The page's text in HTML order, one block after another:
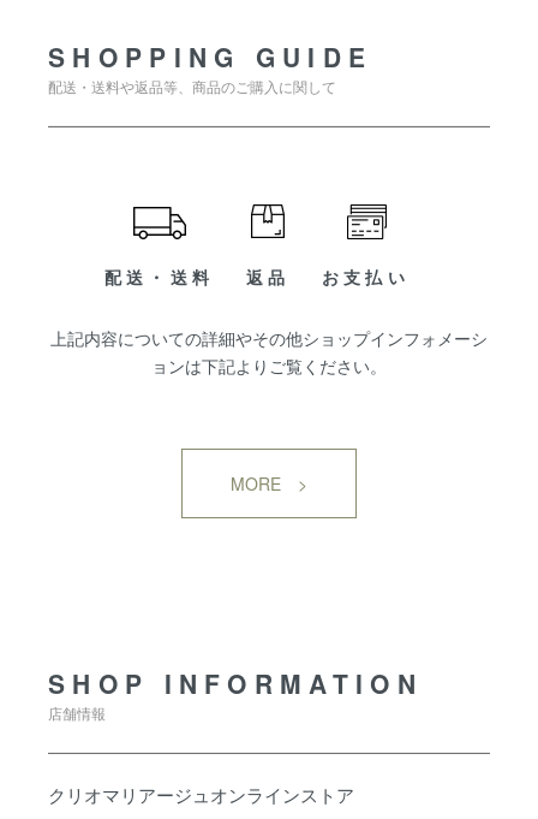
SHOPPING GUIDE
配送・送料や返品等、商品のご購入に関して
配送・送料 返品 お支払い
上記内容についての詳細やその他ショップインフォメーシ
ョンは下記よりご覧ください。
MORE >
SHOP INFORMATION
店舗情報
クリオマリアージュオンラインストア